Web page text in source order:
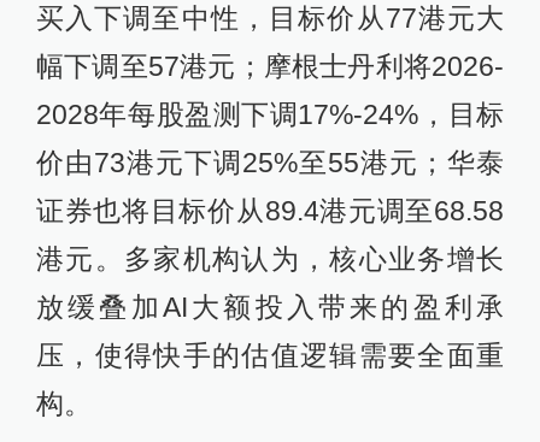
买入下调至中性，目标价从77港元大
幅下调至57港元；摩根士丹利将2026-
2028年每股盈测下调17%-24%，目标
价由73港元下调25%至55港元；华泰
证券也将目标价从89.4港元调至68.58
港元。多家机构认为，核心业务增长
放缓叠加AI大额投入带来的盈利承
压，使得快手的估值逻辑需要全面重
构。